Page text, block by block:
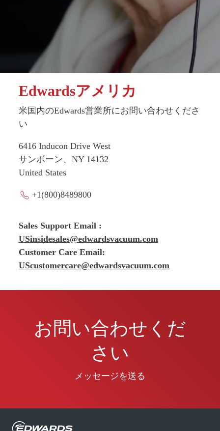
Edwardsアメリカ
米国内のEdwards営業所にお問い合わせくださ
い
6416 Inducon Drive West
サンボーン、NY 14132
United States
+1(800)8489800
Sales Support Email :
USinsidesales@edwardsvacuum.com
Customer Care Email:
UScustomercare@edwardsvacuum.com
お問い合わせくだ
さい
メッセージを送る